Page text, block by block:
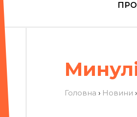
Головна › Новини ›